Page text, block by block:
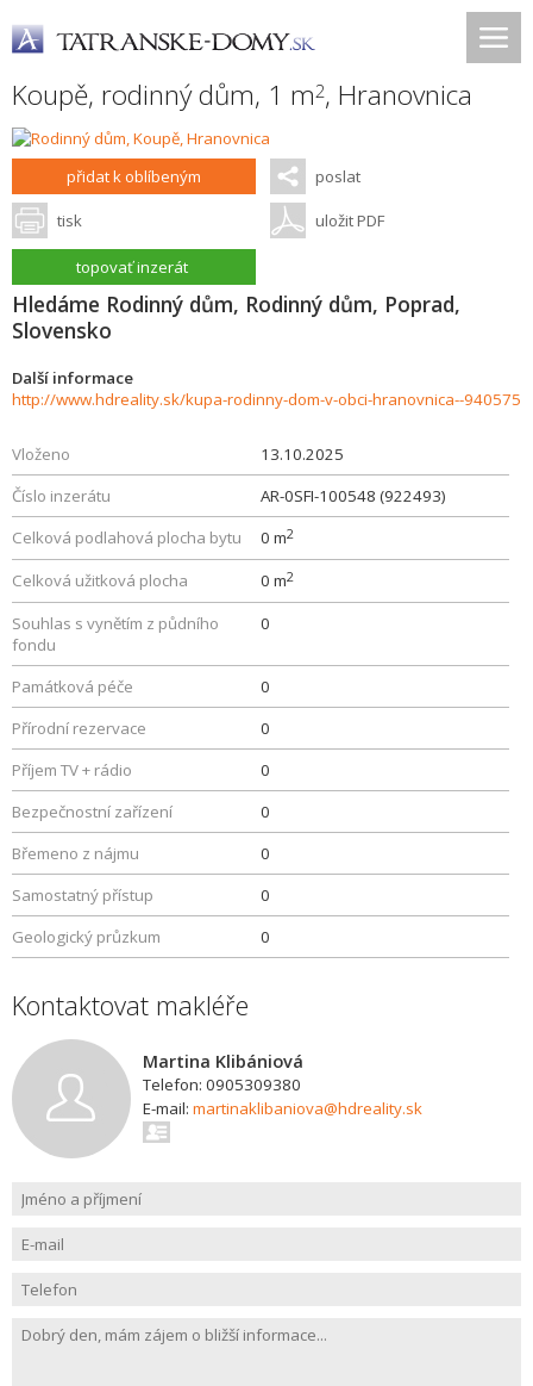
Koupě, rodinný dům, 1 m2, Hranovnica
přidat k oblíbeným poslat
tisk uložit PDF
topovať inzerát
Hledáme Rodinný dům, Rodinný dům, Poprad,
Slovensko
Další informace
http://www.hdreality.sk/kupa-rodinny-dom-v-obci-hranovnica--940575
Vloženo
13.10.2025
Číslo inzerátu
AR-0SFI-100548 (922493)
Celková podlahová plocha bytu
0 m2
Celková užitková plocha 0 m2
Souhlas s vynětím z půdního
fondu
0
Památková péče
0
Přírodní rezervace
0
Příjem TV + rádio
0
Bezpečnostní zařízení
0
Břemeno z nájmu
0
Samostatný přístup
0
Geologický průzkum
0
Kontaktovat makléře
Martina Klibániová
Telefon: 0905309380
E-mail: martinaklibaniova@hdreality.sk